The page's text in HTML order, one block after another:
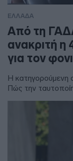
ΕΛΛΑΔΑ
Από τη
ανακριτή η
για τον
Η κατηγορούμενη
Πώς την